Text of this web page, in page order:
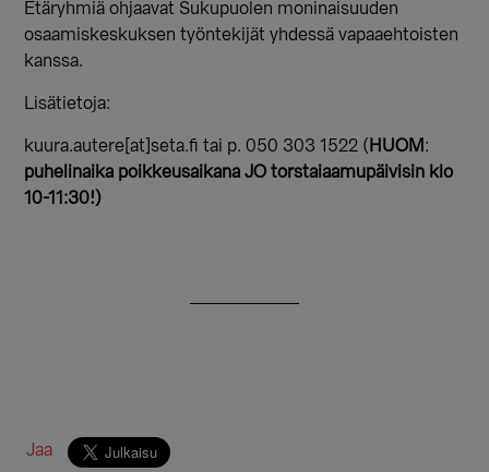
Etäryhmiä ohjaavat Sukupuolen moninaisuuden
osaamiskeskuksen työntekijät yhdessä vapaaehtoisten
kanssa.
Lisätietoja:
kuura.autere[at]seta.fi tai p. 050 303 1522 ( HUOM :
puhelinaika poikkeusaikana JO torstaiaamupäivisin klo
10-11:30!)
Jaa